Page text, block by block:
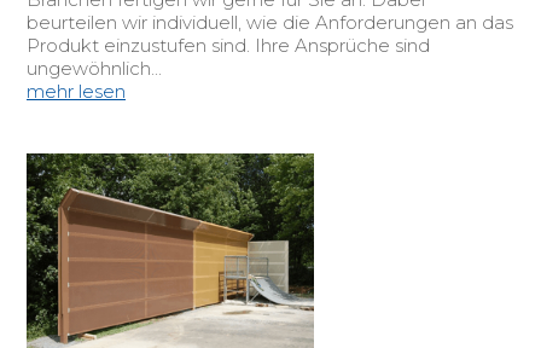
beurteilen wir individuell, wie die Anforderungen an das
Produkt einzustufen sind. Ihre Ansprüche sind
ungewöhnlich...
mehr lesen